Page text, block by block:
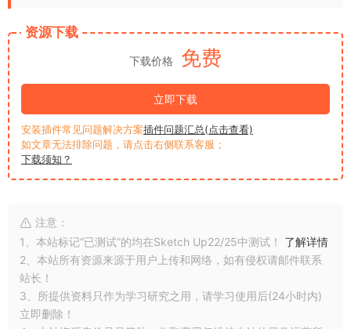
资源下载
下载价格 免费
立即下载
安装插件常见问题解决方案插件问题汇总(点击查看)
如文章无法排除问题，请点击右侧联系客服；
下载须知？
注意：
1、本站标记“已测试”的均在Sketch Up22/25中测试！ 了解详情
2、本站所有资源来源于用户上传和网络，如有侵权请邮件联系
站长！
3、所提供资料只作为学习研究之用，请学习使用后(24小时内)
立即删除！